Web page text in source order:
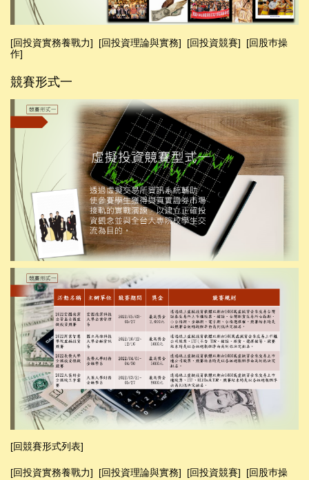
[回投資實務養戰力] [回投資理論與實務] [回投資競賽]
[回股巿操
作]
競賽形式一
[回競賽形式列表]
[回投資實務養戰力] [回投資理論與實務] [回投資競賽]
[回股巿操